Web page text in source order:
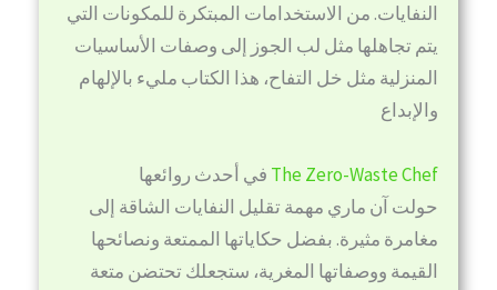
النفايات. من الاستخدامات المبتكرة للمكونات التي
يتم تجاهلها مثل لب الجوز إلى وصفات الأساسيات
المنزلية مثل خل التفاح، هذا الكتاب مليء بالإلهام
والإبداع
The Zero-Waste Chef
حولت آن ماري مهمة تقليل النفايات الشاقة إلى
مغامرة مثيرة. بفضل حكاياتها الممتعة ونصائحها
القيمة ووصفاتها المغرية، ستجعلك تحتضن متعة